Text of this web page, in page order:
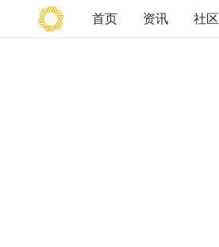
首页 资讯 社区